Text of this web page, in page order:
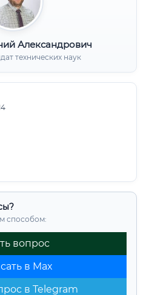
Александрович
технических наук
способом:
вопрос
в Max
в Telegram